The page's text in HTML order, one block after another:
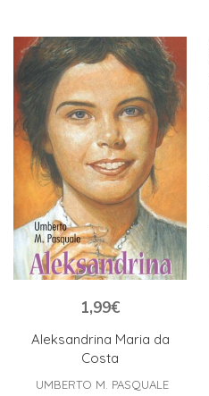
Aleksandrina Maria da
Costa
1,99€
UMBERTO M. PASQUALE